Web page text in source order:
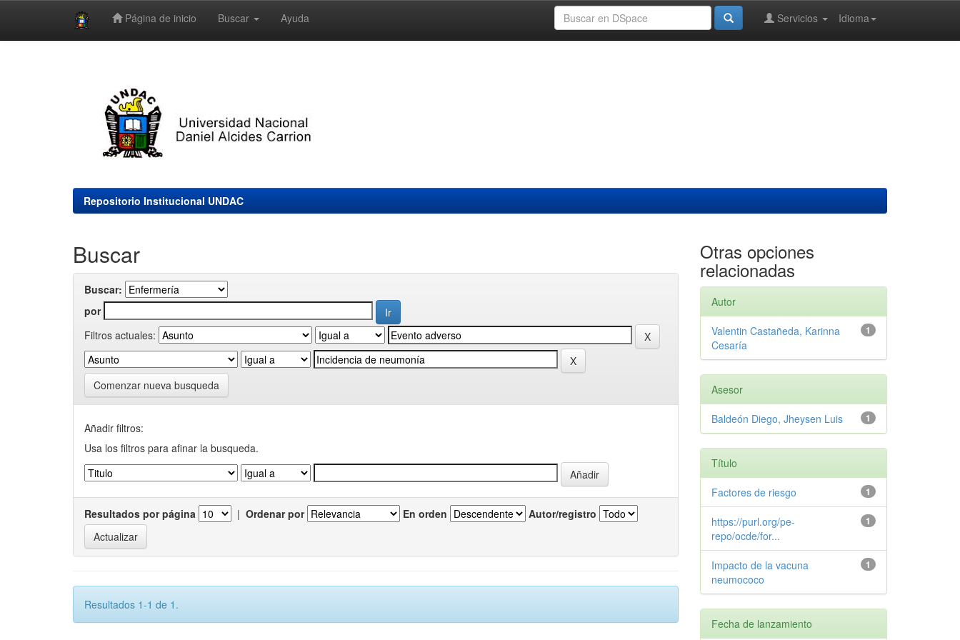
Página de inicio Buscar Ayuda Idioma
Servicios
Repositorio Institucional UNDAC
Buscar
Buscar:
por
Filtros actuales:
Comenzar nueva busqueda
Añadir filtros:
Usa los filtros para afinar la busqueda.
Resultados por página | Ordenar por En orden Autor/registro
Resultados 1-1 de 1.
Otras opciones
relacionadas
Autor
1
Valentin Castañeda, Karinna
Cesaría
Asesor
1
Baldeón Diego, Jheysen Luis
Título
1
Factores de riesgo
1
https://purl.org/pe-
repo/ocde/for...
1
Impacto de la vacuna
neumococo
Fecha de lanzamiento